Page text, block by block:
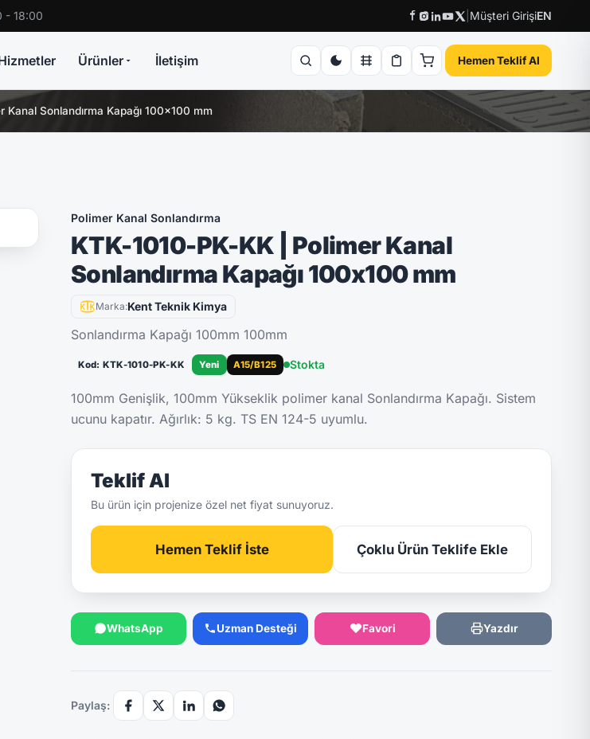
- 18:00 Müşteri GirişiEN
Ürünler İletişim Hemen Teklif Al
Kanal Sonlandırma Kapağı 100x100 mm
Polimer Kanal Sonlandırma
KTK-1010-PK-KK | Polimer Kanal
Sonlandırma Kapağı 100x100 mm
Marka:Kent Teknik Kimya
Sonlandırma Kapağı 100mm 100mm
Kod: KTK-1010-PK-KK Yeni A15/B125 Stokta
100mm Genişlik, 100mm Yükseklik polimer kanal Sonlandırma Kapağı. Sistem
ucunu kapatır. Ağırlık: 5 kg. TS EN 124-5 uyumlu.
Teklif Al
Bu ürün için projenize özel net fiyat sunuyoruz.
Hemen Teklif İste Çoklu Ürün Teklife Ekle
WhatsApp Uzman Desteği Favori Yazdır
Paylaş: